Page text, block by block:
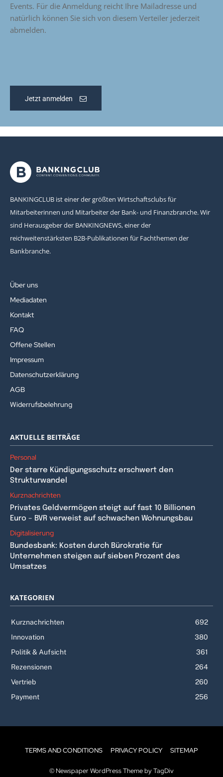
Events. Für die Anmeldung reicht Ihre Mailadresse und
natürlich können Sie sich von diesem Verteiler jederzeit
abmelden.
Jetzt anmelden
BANKINGCLUB ist einer der größten Wirtschaftsclubs für
Mitarbeiterinnen und Mitarbeiter der Bank- und Finanzbranche. Wir
sind Herausgeber der BANKINGNEWS, einer der
reichweitenstärksten B2B-Publikationen für Fachthemen der
Bankbranche.
Über uns
Mediadaten
Kontakt
FAQ
Offene Stellen
Impressum
Datenschutzerklärung
AGB
Widerrufsbelehrung
AKTUELLE BEITRÄGE
Personal
Der starre Kündigungsschutz erschwert den
Strukturwandel
Kurznachrichten
Privates Geldvermögen steigt auf fast 10 Billionen
Euro – BVR verweist auf schwachen Wohnungsbau
Digitalisierung
Bundesbank: Kosten durch Bürokratie für
Unternehmen steigen auf sieben Prozent des
Umsatzes
KATEGORIEN
Kurznachrichten
692
Innovation
380
Politik & Aufsicht
361
Rezensionen
264
Vertrieb
260
Payment
256
TERMS AND CONDITIONS PRIVACY POLICY SITEMAP
© Newspaper WordPress Theme by TagDiv